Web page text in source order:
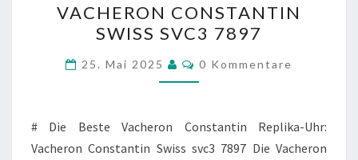
CONSTANTIN
SWISS
SVC3
7897
VACHERON CONSTANTIN
SWISS SVC3 7897
25. Mai 2025 Kommentare
0 Kommentare
# Die Beste Vacheron Constantin Replika-Uhr:
Vacheron Constantin Swiss svc3 7897 Die Vacheron